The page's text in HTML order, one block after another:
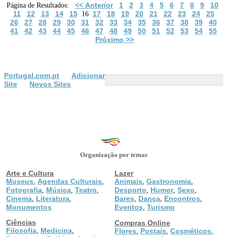
Página de Resultados: << Anterior 1 2 3 4 5 6 7 8 9
10
11
12 13 14 1516 17 18 19 20 21 22 23 24
25
26
27 28 29 30 31 32 33 34 35 36 37 38 39
40
41
42 43 44 45 46 47 48 49 50 51 52 53 54
55
Próximo >>
Portugal.com.pt
Adicionar
Site
Novos Sites
Organização por temas
Arte e Cultura
Museus
Agendas Culturais
Fotografia Música Teatro
Cinema Literatura
Monumentos
Ciências
Filosofia Medicina
Lazer
Animais Gastronomia
Desporto Humor, Sexo
Bares Dança Encontros
Eventos Turismo
Compras Online
Flores
Postais Cosméticos